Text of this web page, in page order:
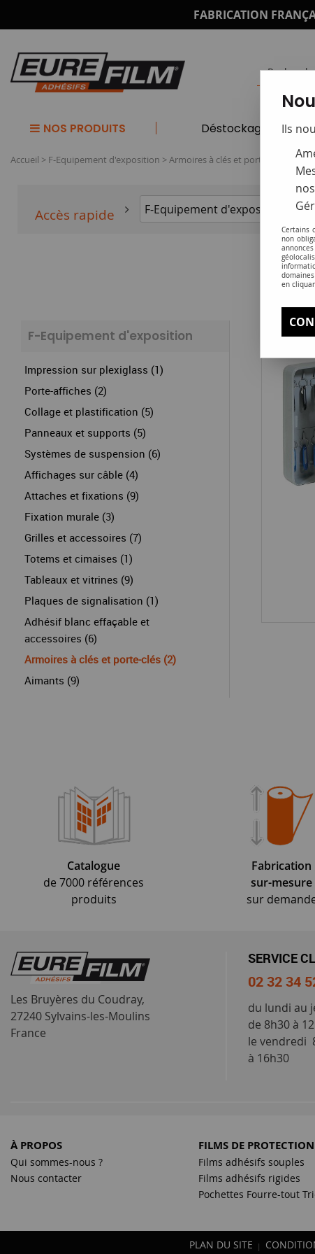
FABRICATION
NOS PRODUITS Déstockage
Accueil > F-Equipement d'exposition >Armoires à clés et porte-clés
Accès rapide
F-Equipement d'exposition
Impression sur plexiglass (1)
Porte-affiches (2)
Collage et plastification (5)
Panneaux et supports (5)
Systèmes de suspension (6)
Affichages sur câble (4)
Attaches et fixations (9)
Fixation murale (3)
Grilles et accessoires (7)
Totems et cimaises (1)
Tableaux et vitrines (9)
Plaques de signalisation (1)
Adhésif blanc effaçable et
accessoires (6)
Armoires à clés et porte-clés (2)
Aimants (9)
Catalogue
de 7000 références
produits
Fabrication
sur-mesure
sur
Les Bruyères du Coudray,
27240 Sylvains-les-Moulins
France
SERVICE
02 32 34
du lundi au
de 8h30 à
le vendredi
à 16h30
À PROPOS
Qui sommes-nous ?
Nous contacter
FILMS DE PROTECTION
Films adhésifs souples
Films adhésifs rigides
Pochettes Fourre-tout
PLAN DU SITE |
Ils
Certains
non
en